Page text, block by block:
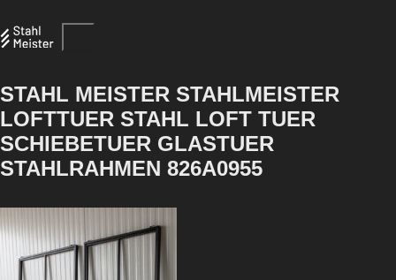
STAHL MEISTER STAHLMEISTER
LOFTTUER STAHL LOFT TUER
SCHIEBETUER GLASTUER
STAHLRAHMEN 826A0955